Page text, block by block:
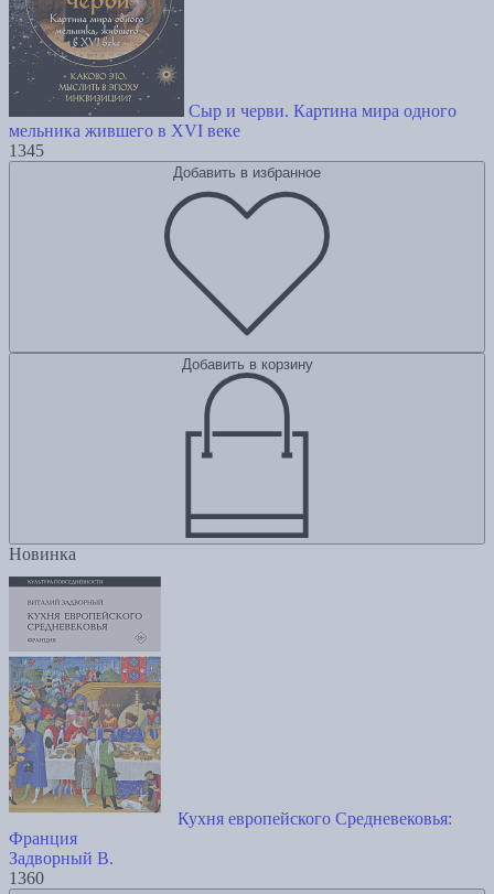
Сыр и черви. Картина мира одного
мельника жившего в XVI веке
1345
Добавить в избранное
Добавить в корзину
Новинка
Кухня европейского Средневековья:
Франция
Задворный В.
1360